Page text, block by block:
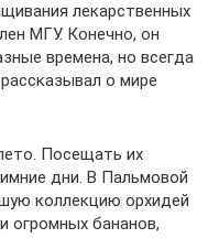
лекарственных
МГУ. Конечно, он
времена, но всегда
о мире
Посещать их
дни. В Пальмовой
коллекцию орхидей
огромных бананов,